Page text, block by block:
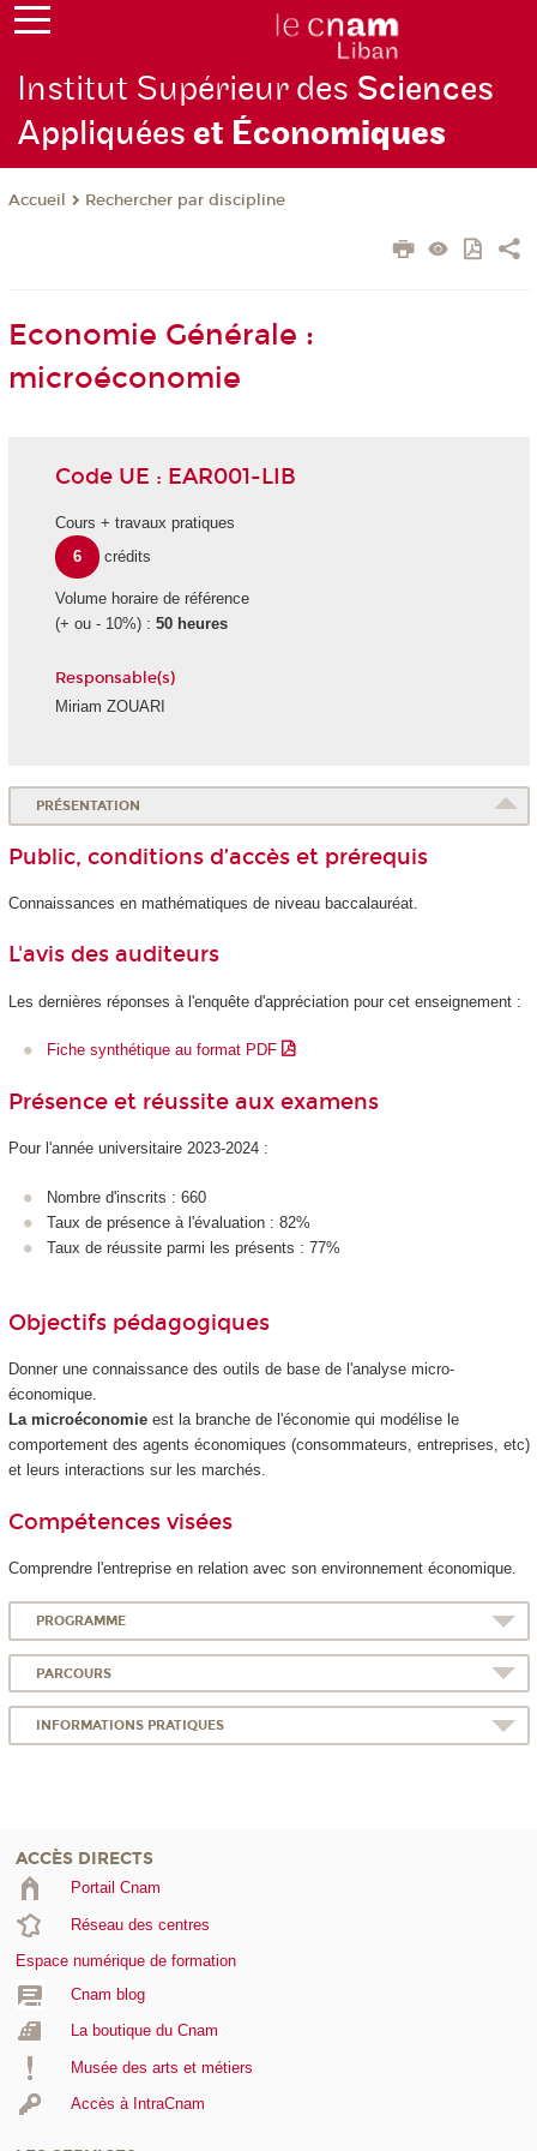
Institut Supérieur des Sciences
Appliquéeset Économiques
Accueil Rechercher par discipline
Economie Générale :
microéconomie
Code UE : EAR001-LIB
Cours + travaux pratiques
6
crédits
Volume horaire de référence
(+ ou - 10%) : 50 heures
Responsable(s)
Miriam ZOUARI
PRÉSENTATION
Public, conditions d’accès et prérequis
Connaissances en mathématiques de niveau baccalauréat.
L'avis des auditeurs
Les dernières réponses à l'enquête d'appréciation pour cet enseignement :
Fiche synthétique au format PDF
Présence et réussite aux examens
Pour l'année universitaire 2023-2024 :
Nombre d'inscrits : 660
Taux de présence à l'évaluation : 82%
Taux de réussite parmi les présents : 77%
Objectifs pédagogiques
Donner une connaissance des outils de base de l'analyse micro-
économique.
La microéconomieest la branche de l'économie qui modélise le
comportement des agents économiques (consommateurs, entreprises, etc)
et leurs interactions sur les marchés.
Compétences visées
Comprendre l'entreprise en relation avec son environnement économique.
PROGRAMME
PARCOURS
INFORMATIONS PRATIQUES
ACCÈS DIRECTS
Portail Cnam
Réseau des centres
Espace numérique de formation
Cnam blog
La boutique du Cnam
Musée des arts et métiers
Accès à IntraCnam